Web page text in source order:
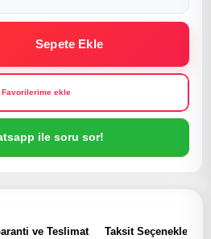
Sepete Ekle
Favorilerime ekle
ile soru sor!
ve Teslimat Taksit Seçenekleri